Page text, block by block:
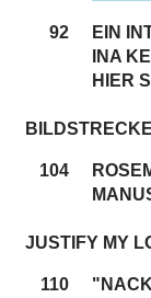
92
EIN
INA
HIER
BILDSTRECKE
104
JUSTIFY MY
110